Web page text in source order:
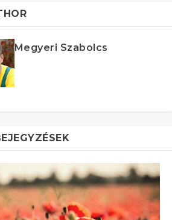
Megyeri Szabolcs